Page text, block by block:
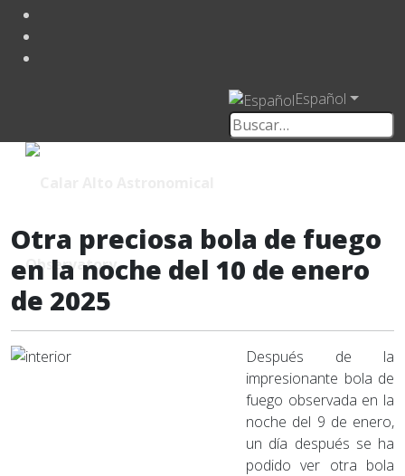
Español
Otra preciosa bola de fuego
en la noche del 10 de enero
de 2025
Después de la
impresionante bola de
fuego observada en la
noche del 9 de enero,
un día después se ha
podido ver otra bola